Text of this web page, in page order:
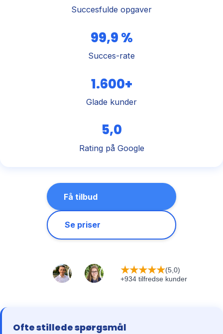
Succesfulde opgaver
99,9 %
Succes-rate
1.600+
Glade kunder
5,0
Rating på Google
Få tilbud
Se priser
★★★★★(5,0)
+934 tilfredse kunder
Ofte stillede spørgsmål